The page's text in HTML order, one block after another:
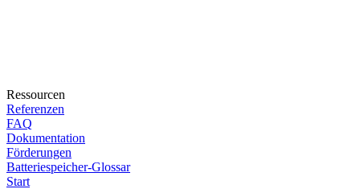
Ressourcen
Referenzen
FAQ
Dokumentation
Förderungen
Batteriespeicher-Glossar
Start